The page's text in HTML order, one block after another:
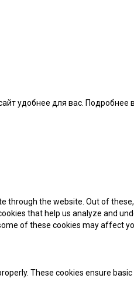
удобнее для вас. Подробнее в
through the website. Out of
that help us analyze and
of these cookies may affect
These cookies ensure